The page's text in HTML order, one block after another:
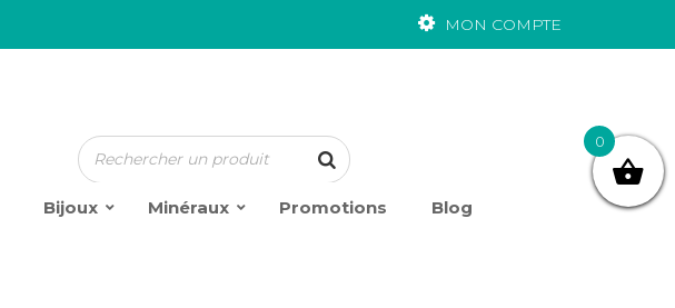
MON COMPTE
Bijoux Minéraux Promotions Blog
0